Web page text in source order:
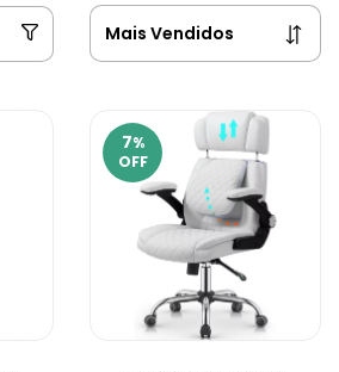
7%
OFF